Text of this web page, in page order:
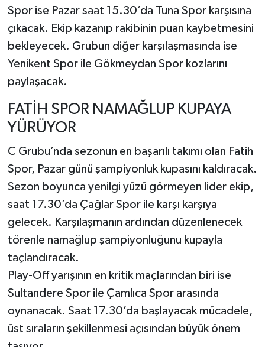
Spor ise Pazar saat 15.30’da Tuna Spor karşısına
çıkacak. Ekip kazanıp rakibinin puan kaybetmesini
bekleyecek. Grubun diğer karşılaşmasında ise
Yenikent Spor ile Gökmeydan Spor kozlarını
paylaşacak.
FATİH SPOR NAMAĞLUP KUPAYA
YÜRÜYOR
C Grubu’nda sezonun en başarılı takımı olan Fatih
Spor, Pazar günü şampiyonluk kupasını kaldıracak.
Sezon boyunca yenilgi yüzü görmeyen lider ekip,
saat 17.30’da Çağlar Spor ile karşı karşıya
gelecek. Karşılaşmanın ardından düzenlenecek
törenle namağlup şampiyonluğunu kupayla
taçlandıracak.
Play-Off yarışının en kritik maçlarından biri ise
Sultandere Spor ile Çamlıca Spor arasında
oynanacak. Saat 17.30’da başlayacak mücadele,
üst sıraların şekillenmesi açısından büyük önem